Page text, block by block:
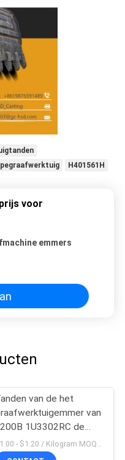
H401561H
voor
emmers
van de het
van
1U3302RC de
$1.00 - $1.20 / Kilogram MOQ:100 Kilogram/Kilogram